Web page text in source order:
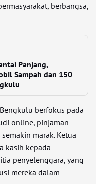
berbangsa,
Panjang,
Sampah dan 150
berfokus pada
online, pinjaman
marak. Ketua
kasih kepada
penyelenggara, yang
mereka dalam